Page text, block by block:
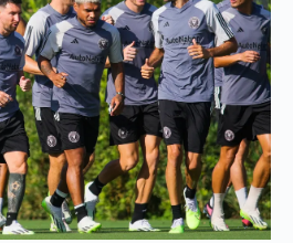
LEGAL